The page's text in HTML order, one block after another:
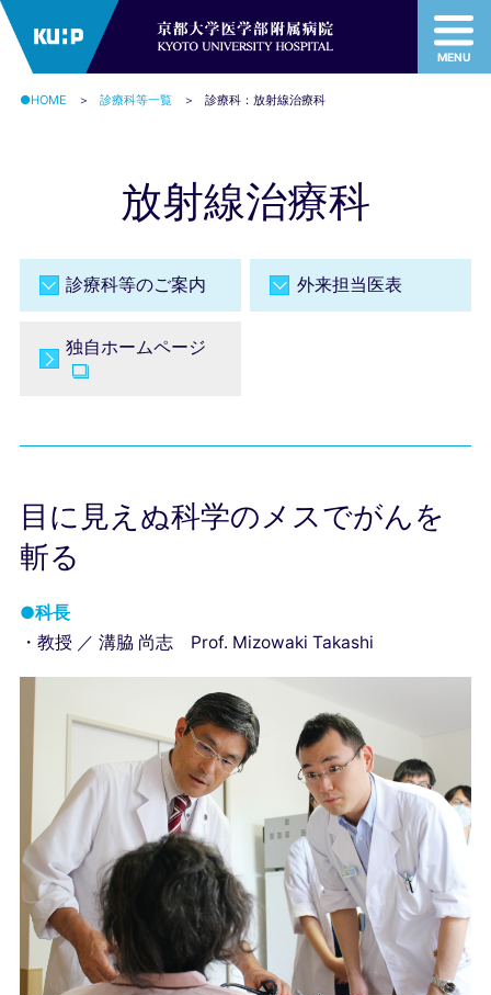
MENU
MENU
●HOME 診療科等一覧 診療科：放射線治療科
放射線治療科
診療科等のご案内 外来担当医表
独自ホームページ
目に見えぬ科学のメスでがんを
斬る
●科長
・教授 ／ 溝脇 尚志 Prof. Mizowaki Takashi